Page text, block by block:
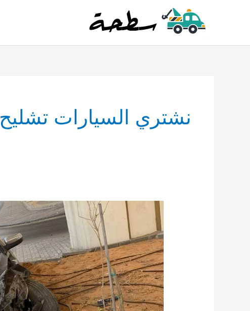
نشتري السيارات تشليح
قروب
تشليح
سيارات
0551990615
شراء
جميع
السيارات
خدمة